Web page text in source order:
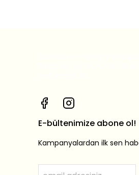
E-bültenimize abone ol!
Kampanyalardan ilk sen